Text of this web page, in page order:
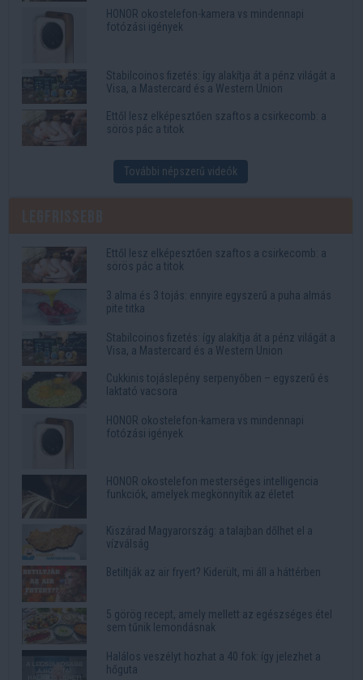
HONOR okostelefon-kamera vs mindennapi
fotózási igények
Stabilcoinos fizetés: így alakítja át a pénz világát a
Visa, a Mastercard és a Western Union
Ettől lesz elképesztően szaftos a csirkecomb: a
sörös pác a titok
További népszerű videók
Ettől lesz elképesztően szaftos a csirkecomb: a
sörös pác a titok
3 alma és 3 tojás: ennyire egyszerű a puha almás
pite titka
Stabilcoinos fizetés: így alakítja át a pénz világát a
Visa, a Mastercard és a Western Union
Cukkinis tojáslepény serpenyőben – egyszerű és
laktató vacsora
HONOR okostelefon-kamera vs mindennapi
fotózási igények
HONOR okostelefon mesterséges intelligencia
funkciók, amelyek megkönnyítik az életet
Kiszárad Magyarország: a talajban dőlhet el a
vízválság
Betiltják az air fryert? Kiderült, mi áll a háttérben
5 görög recept, amely mellett az egészséges étel
sem tűnik lemondásnak
Halálos veszélyt hozhat a 40 fok: így jelezhet a
hőguta